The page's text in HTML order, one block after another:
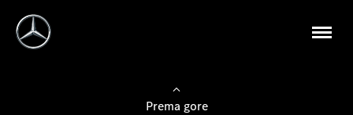
Prema gore